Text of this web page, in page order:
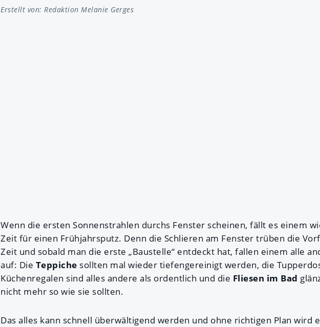
Erstellt von: Redaktion Melanie Gerges
Wenn die ersten Sonnenstrahlen durchs Fenster scheinen, fällt es einem
Zeit für einen Frühjahrsputz. Denn die Schlieren am Fenster trüben die
Zeit und sobald man die erste „Baustelle“ entdeckt hat, fallen einem alle
auf: Die Teppiche sollten mal wieder tiefengereinigt werden, die
Küchenregalen sind alles andere als ordentlich und die Fliesen im Bad
nicht mehr so wie sie sollten.
Das alles kann schnell überwältigend werden und ohne richtigen Plan wird